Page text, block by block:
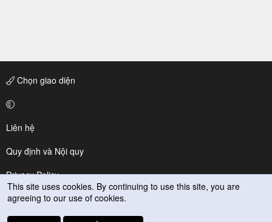
Chọn giao diện
Liên hệ
Quy định và Nội quy
Privacy Policy
Trợ giúp
This site uses cookies. By continuing to use this site, you are
agreeing to our use of cookies.